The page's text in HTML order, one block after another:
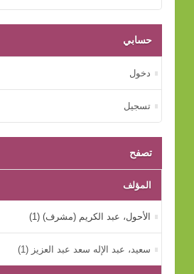
حسابي
دخول
تسجيل
تصفح
المؤلف
الأحول، عبد الكريم (مشرف) (1)
سعيد، عبد الإله سعد عبد العزيز (1)